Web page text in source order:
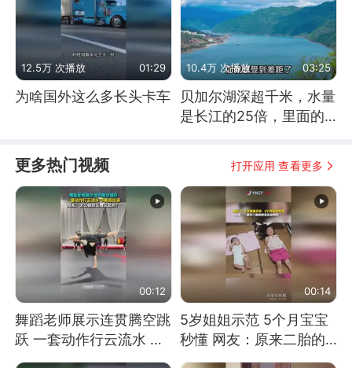
12.5万 次播放 01:29
为啥国外这么多长头卡车
10.4万 次播放 03:25
贝加尔湖深超千米，水量
是长江的25倍，里面的
更多热门视频 打开应用 查看更多
00:12
舞蹈老师展示连贯腾空跳
跃 一套动作行云流水 节
奏感拉满 网友：怎么做
00:14
5岁姐姐示范 5个月宝宝
秒懂 网友：原来二胎的
快乐长这样